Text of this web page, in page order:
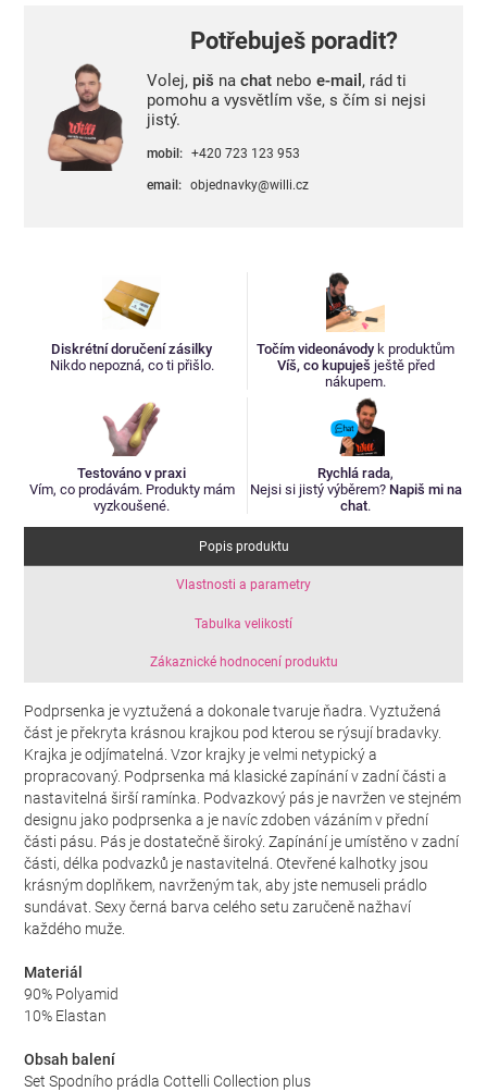
Potřebuješ poradit?
Volej, piš na chatnebo e-mail , rád ti
pomohu a vysvětlím vše, s čím si nejsi
jistý.
mobil: +420 723 123 953
email: objednavky@willi.cz
Diskrétní doručení zásilky
Nikdo nepozná, co ti přišlo.
Točím videonávody k produktům
Víš, co kupuješ ještě před
nákupem.
Testováno v praxi
Vím, co prodávám. Produkty mám
vyzkoušené.
Rychlá rada,
Nejsi si jistý výběrem? Napiš mi na
chat.
Popis produktu
Vlastnosti a parametry
Tabulka velikostí
Zákaznické hodnocení produktu
Podprsenka je vyztužená a dokonale tvaruje ňadra. Vyztužená
část je překryta krásnou krajkou pod kterou se rýsují bradavky.
Krajka je odjímatelná. Vzor krajky je velmi netypický a
propracovaný. Podprsenka má klasické zapínání v zadní části a
nastavitelná širší ramínka. Podvazkový pás je navržen ve stejném
designu jako podprsenka a je navíc zdoben vázáním v přední
části pásu. Pás je dostatečně široký. Zapínání je umístěno v zadní
části, délka podvazků je nastavitelná. Otevřené kalhotky jsou
krásným doplňkem, navrženým tak, aby jste nemuseli prádlo
sundávat. Sexy černá barva celého setu zaručeně nažhaví
každého muže.
Materiál
90% Polyamid
10% Elastan
Obsah balení
Set Spodního prádla Cottelli Collection plus